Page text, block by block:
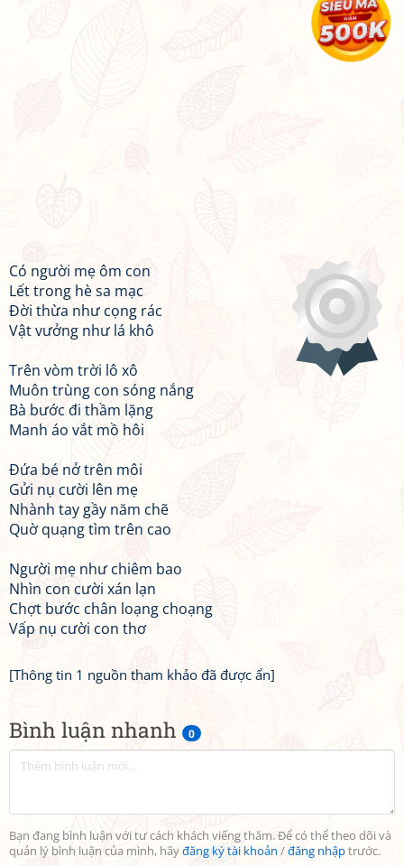
Bình luận nhanh 0
Bạn đang bình luận với tư cách khách viếng thăm. Để có thể theo dõi và
quản lý bình luận của mình, hãyđăng ký tài khoản /đăng nhậptrước.
Có người mẹ ôm con
Lết trong hè sa mạc
Đời thừa như cọng rác
Vật vưởng như lá khô
Trên vòm trời lô xô
Muôn trùng con sóng nắng
Bà bước đi thầm lặng
Manh áo vắt mồ hôi
Đứa bé nở trên môi
Gửi nụ cười lên mẹ
Nhành tay gầy năm chẽ
Quờ quạng tìm trên cao
Người mẹ như chiêm bao
Nhìn con cười xán lạn
Chợt bước chân loạng choạng
Vấp nụ cười con thơ
[Thông tin 1 nguồn tham khảo đã được ẩn]